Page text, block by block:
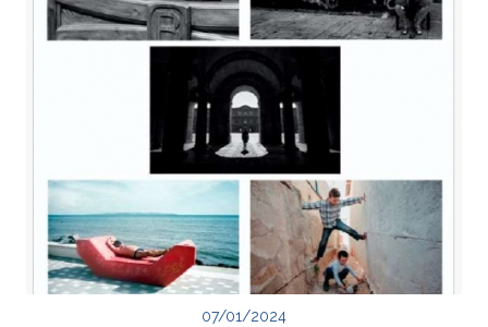
07/01/2024